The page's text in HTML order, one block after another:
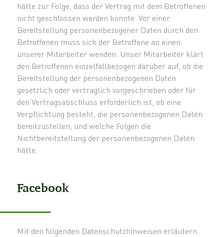
hätte zur Folge, dass der Vertrag mit dem Betroffenen
nicht geschlossen werden könnte. Vor einer
Bereitstellung personenbezogener Daten durch den
Betroffenen muss sich der Betroffene an einen
unserer Mitarbeiter wenden. Unser Mitarbeiter klärt
den Betroffenen einzelfallbezogen darüber auf, ob die
Bereitstellung der personenbezogenen Daten
gesetzlich oder vertraglich vorgeschrieben oder für
den Vertragsabschluss erforderlich ist, ob eine
Verpflichtung besteht, die personenbezogenen Daten
bereitzustellen, und welche Folgen die
Nichtbereitstellung der personenbezogenen Daten
hätte.
Facebook
Mit den folgenden Datenschutzhinweisen erläutern